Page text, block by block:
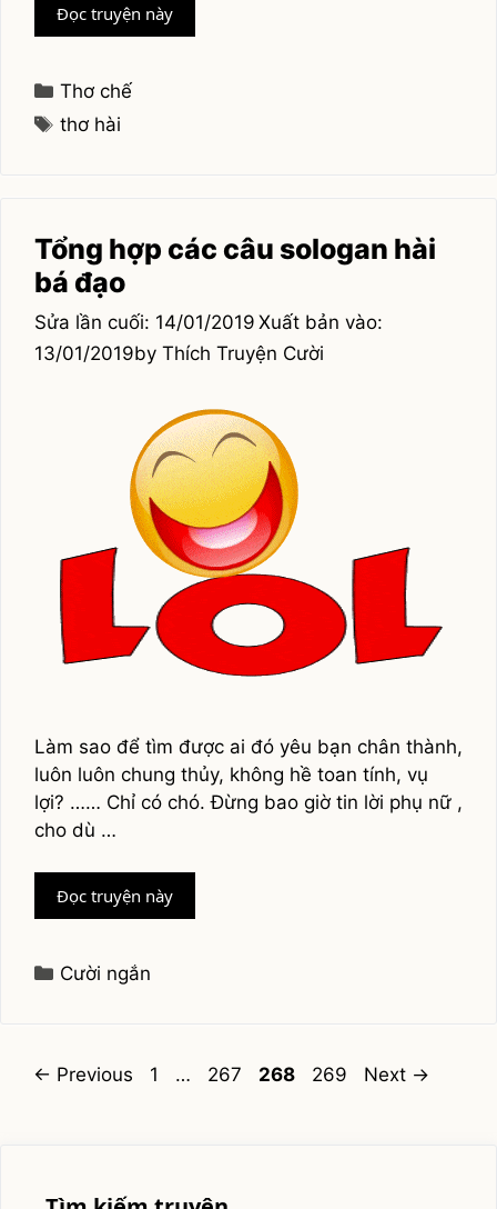
Đọc truyện nàyTuyển
tập
Categories
Thơ chế
Tags
thơ hài
Tổng hợp các câu sologan hài
bá đạo
14/01/2019
13/01/2019by Thích Truyện Cười
Làm sao để tìm được ai đó yêu bạn chân thành,
luôn luôn chung thủy, không hề toan tính, vụ
lợi? …… Chỉ có chó. Đừng bao giờ tin lời phụ nữ ,
cho dù …
Đọc truyện nàyTổng
hợp
Categories
Cười ngắn
← Previous Page
1 … Page
267 Page
268 Page
269 Next →